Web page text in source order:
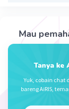
Mau
Tanya ke
Yuk, cobain chat
bareng AiRIS,